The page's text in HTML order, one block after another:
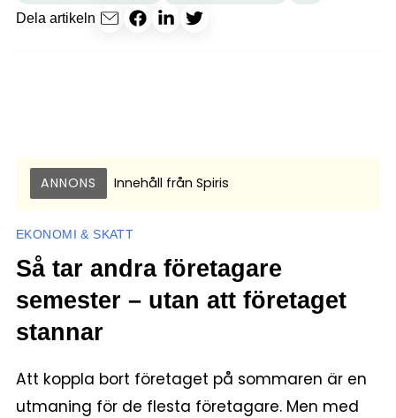
Dela artikeln
ANNONS Innehåll från Spiris
EKONOMI & SKATT
Så tar andra företagare
semester – utan att företaget
stannar
Att koppla bort företaget på sommaren är en
utmaning för de flesta företagare. Men med